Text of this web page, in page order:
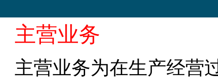
主营业务
主营业务为在生产经营